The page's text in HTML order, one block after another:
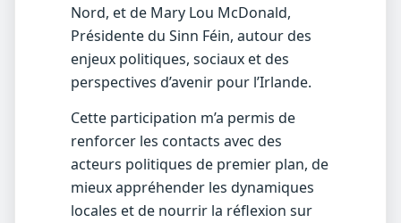
Nord, et de Mary Lou McDonald,
Présidente du Sinn Féin, autour des
enjeux politiques, sociaux et des
perspectives d’avenir pour l’Irlande.
Cette participation m’a permis de
renforcer les contacts avec des
acteurs politiques de premier plan, de
mieux appréhender les dynamiques
locales et de nourrir la réflexion sur